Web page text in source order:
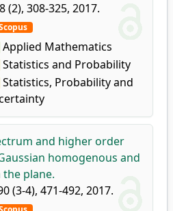
(2), 308-325, 2017.
Applied Mathematics
Statistics and Probability
Statistics, Probability and
and higher order
homogenous and
plane.
(3-4), 471-492, 2017.